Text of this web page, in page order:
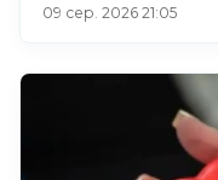
09 сер. 2026 21:05